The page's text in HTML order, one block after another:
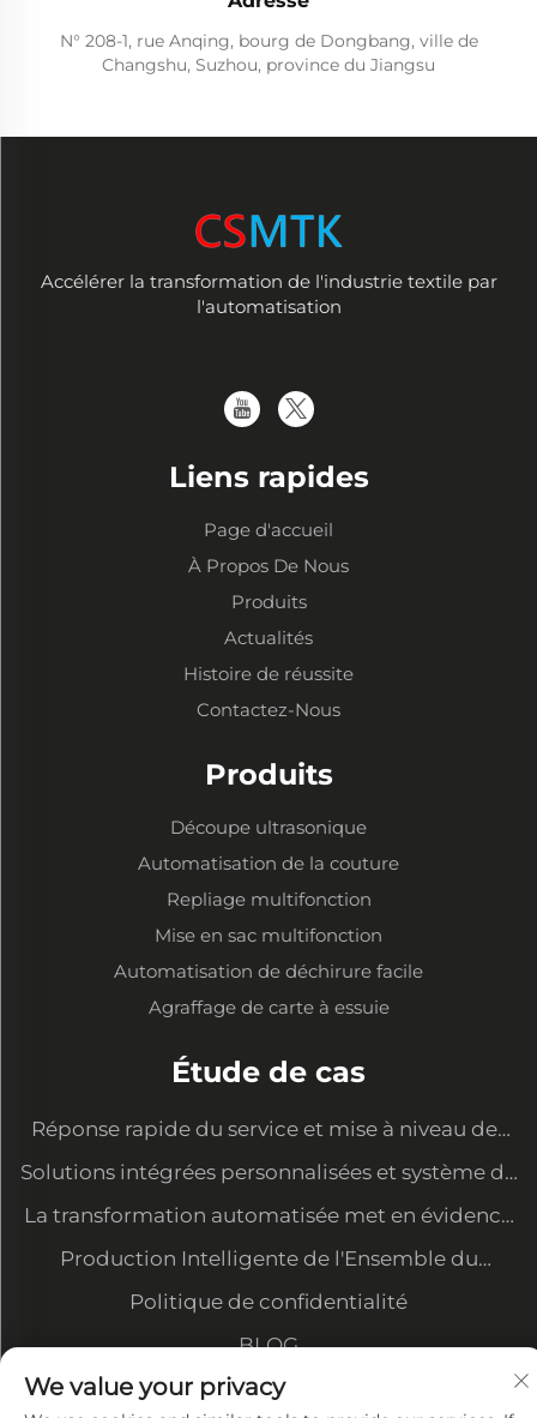
N° 208-1, rue Anqing, bourg de Dongbang, ville de
Changshu, Suzhou, province du Jiangsu
Accélérer la transformation de l'industrie textile par
l'automatisation
Liens rapides
Page d'accueil
À Propos De Nous
Produits
Actualités
Histoire de réussite
Contactez-Nous
Produits
Découpe ultrasonique
Automatisation de la couture
Repliage multifonction
Mise en sac multifonction
Automatisation de déchirure facile
Agraffage de carte à essuie
Étude de cas
Réponse rapide du service et mise à niveau des
équipements pour satisfaire les nouvelles
demandes
Solutions intégrées personnalisées et système de
gestion des données
La transformation automatisée met en évidence
notre avantage en matière de coûts et sécurise
les commandes des grands clients
Production Intelligente de l'Ensemble du
Processus — Atelier Organisé et Soigné avec une
Politique de confidentialité
BLOG
We value your privacy